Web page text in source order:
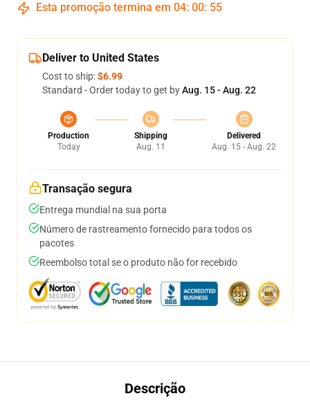
Esta promoção termina em 04: 00: 54
Deliver to United States
Cost to ship:$6.99
Standard - Order today to get byAug. 15 - Aug. 22
Production
Today
Shipping
Aug. 11
Delivered
Aug. 15 - Aug. 22
Transação segura
Entrega mundial na sua porta
Número de rastreamento fornecido para todos os
pacotes
Reembolso total se o produto não for recebido
Descrição